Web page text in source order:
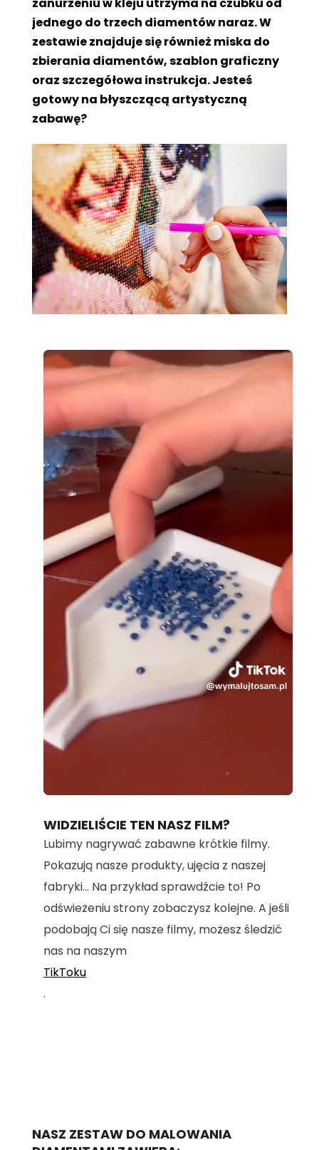
zanurzeniu w kleju utrzyma na czubku od
jednego do trzech diamentów naraz. W
zestawie znajduje się również miska do
zbierania diamentów, szablon graficzny
oraz szczegółowa instrukcja. Jesteś
gotowy na błyszczącą artystyczną
zabawę?
100.00%
WIDZIELIŚCIE TEN NASZ FILM?
Lubimy nagrywać zabawne krótkie filmy.
Pokazują nasze produkty, ujęcia z naszej
fabryki... Na przykład sprawdźcie to! Po
odświeżeniu strony zobaczysz kolejne. A jeśli
podobają Ci się nasze filmy, możesz śledzić
nas na naszym
TikToku
.
NASZ ZESTAW DO MALOWANIA